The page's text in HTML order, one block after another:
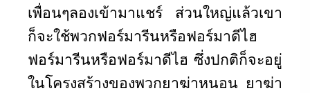
เพื่อนๆลองเข้ามาแชร์ ส่วนใหญ่แล้วเขา
ก็จะใช้พวกฟอร์มารีนหรือฟอร์มาดีไฮ
ฟอร์มารีนหรือฟอร์มาดีไฮ ซึ่งปกติก็จะอยู่
ในโครงสร้างของพวกยาฆ่าหนอน ยาฆ่า